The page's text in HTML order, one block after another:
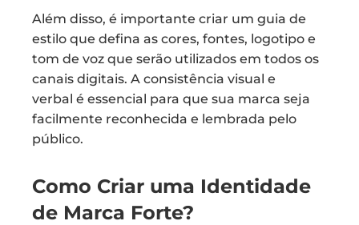
Além disso, é importante criar um guia de
estilo que defina as cores, fontes, logotipo e
tom de voz que serão utilizados em todos os
canais digitais. A consistência visual e
verbal é essencial para que sua marca seja
facilmente reconhecida e lembrada pelo
público.
Como Criar uma Identidade
de Marca Forte?